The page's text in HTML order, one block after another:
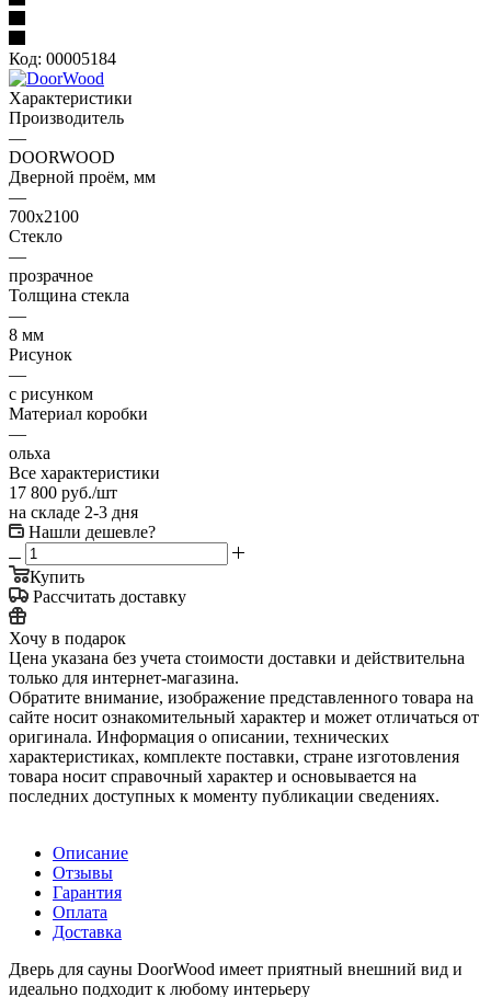
Код: 00005184
Характеристики
Производитель
—
DOORWOOD
Дверной проём, мм
—
700х2100
Стекло
—
прозрачное
Толщина стекла
—
8 мм
Рисунок
—
с рисунком
Материал коробки
—
ольха
Все характеристики
17 800 руб./шт
на складе 2-3 дня
Нашли дешевле?
Купить
Рассчитать доставку
Хочу в подарок
Цена указана без учета стоимости доставки и действительна
только для интернет-магазина.
Обратите внимание, изображение представленного товара на
сайте носит ознакомительный характер и может отличаться от
оригинала. Информация о описании, технических
характеристиках, комплекте поставки, стране изготовления
товара носит справочный характер и основывается на
последних доступных к моменту публикации сведениях.
Описание
Отзывы
Гарантия
Оплата
Доставка
Дверь для сауны DoorWood имеет приятный внешний вид и
идеально подходит к любому интерьеру